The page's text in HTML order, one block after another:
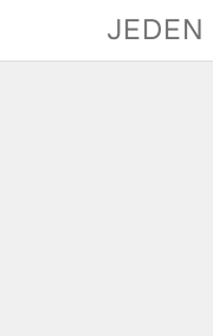
JEDEN